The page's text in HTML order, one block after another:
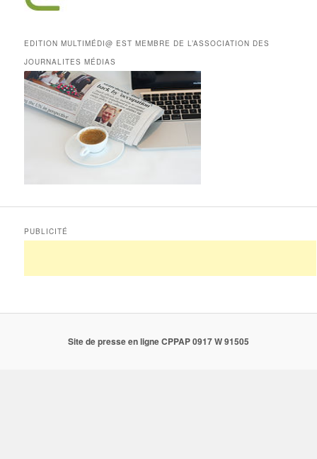
EDITION MULTIMÉDI@ EST MEMBRE DE L’ASSOCIATION DES
JOURNALITES MÉDIAS
PUBLICITÉ
Site de presse en ligne CPPAP 0917 W 91505